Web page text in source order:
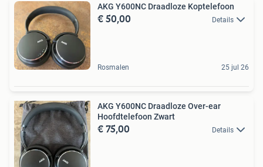
AKG Y600NC Draadloze Koptelefoon
€ 50,00 Details
Rosmalen 25 jul 26
AKG Y600NC Draadloze Over-ear
Hoofdtelefoon Zwart
€ 75,00 Details